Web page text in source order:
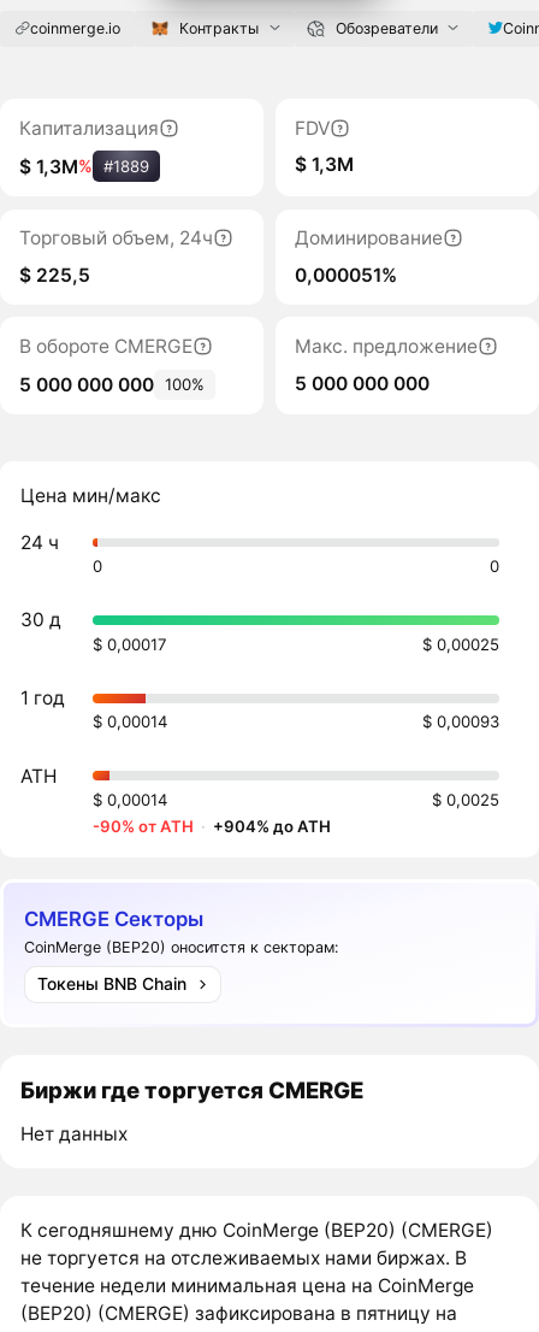
coinmerge.io Контракты Обозреватели
Капитализация
$ 1,3M% #1889
FDV
$ 1,3M
Торговый объем, 24ч
$ 225,5
Доминирование
0,000051%
В обороте CMERGE
5 000 000 000 100%
Макс. предложение
5 000 000 000
Цена мин/макс
24 ч
0 0
30 д
$ 0,00017 $ 0,00025
1 год
$ 0,00014 $ 0,00093
ATH
$ 0,00014
$ 0,0025
-90% от ATH · +904% до ATH
CMERGE Секторы
CoinMerge (BEP20) оноситстя к секторам:
Токены BNB Chain
Биржи где торгуется CMERGE
Нет данных
К сегодняшнему дню CoinMerge (BEP20) (CMERGE)
не торгуется на отслеживаемых нами биржах. В
течение недели минимальная цена на CoinMerge
(BEP20) (CMERGE) зафиксирована в пятницу на